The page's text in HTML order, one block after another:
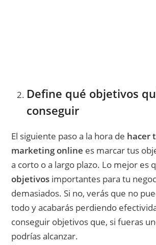
Define qué objetivos
conseguir
El siguiente paso a la hora de hacer
marketing online es marcar tus
a corto o a largo plazo. Lo mejor es
objetivos importantes para tu
demasiados. Si no, verás que no
todo y acabarás perdiendo
conseguir objetivos que, si fueras
podrías alcanzar.